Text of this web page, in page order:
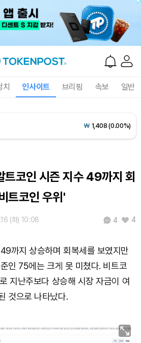
치 인사이트 브리핑 속보 일반
₩91,488,887(+0.06%)
₩ 1,408(0.00%)
₩106,971(+2.95%)
₩99.82(+1.51%)
₩91,488,887(+0.06%)
트코인 시즌 지수 49까지 회
트코인 우위'
(화) 10:08 4 4
까지 상승하며 회복세를 보였지만
인 75에는 크게 못 미쳤다. 비트코
지난주보다 상승해 시장 자금이 여
것으로 나타났다.